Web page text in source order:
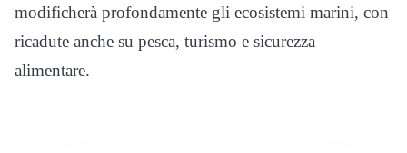
modificherà profondamente gli ecosistemi marini, con
ricadute anche su pesca, turismo e sicurezza
alimentare.